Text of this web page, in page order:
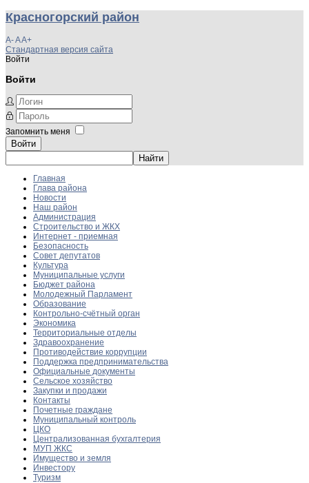
Красногорский район
A-AA+
Стандартная версия сайта
Войти
Войти
Запомнить меня
Войти
Главная
Глава района
Новости
Наш район
Администрация
Строительство и ЖКХ
Интернет - приемная
Безопасность
Совет депутатов
Культура
Муниципальные услуги
Бюджет района
Молодежный Парламент
Образование
Контрольно-счётный орган
Экономика
Территориальные отделы
Здравоохранение
Противодействие коррупции
Поддержка предпринимательства
Официальные документы
Сельское хозяйство
Закупки и продажи
Контакты
Почетные граждане
Муниципальный контроль
ЦКО
Централизованная бухгалтерия
МУП ЖКС
Имущество и земля
Инвестору
Туризм